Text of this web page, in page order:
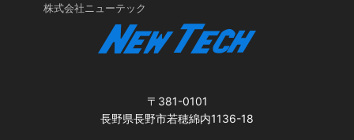
株式会社ニューテック
〒381-0101
長野県長野市若穂綿内1136-18